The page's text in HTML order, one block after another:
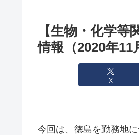
【生物・化学
情報（2020年11
X
今回は、徳島を勤務地